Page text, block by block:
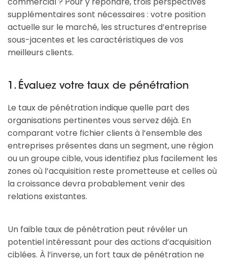
supplémentaires sont nécessaires : votre position
actuelle sur le marché, les structures d’entreprise
sous-jacentes et les caractéristiques de vos
meilleurs clients.
1. Évaluez votre taux de pénétration
Le taux de pénétration indique quelle part des
organisations pertinentes vous servez déjà. En
comparant votre fichier clients à l’ensemble des
entreprises présentes dans un segment, une région
ou un groupe cible, vous identifiez plus facilement les
zones où l’acquisition reste prometteuse et celles où
la croissance devra probablement venir des
relations existantes.
Un faible taux de pénétration peut révéler un
potentiel intéressant pour des actions d’acquisition
ciblées. À l’inverse, un fort taux de pénétration ne